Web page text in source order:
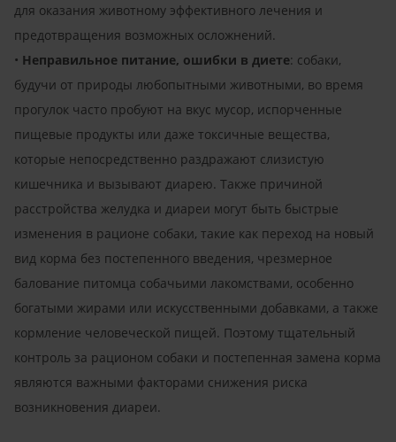
для оказания животному эффективного лечения и
предотвращения возможных осложнений.
• Неправильное питание, ошибки в диете: собаки,
будучи от природы любопытными животными, во время
прогулок часто пробуют на вкус мусор, испорченные
пищевые продукты или даже токсичные вещества,
которые непосредственно раздражают слизистую
кишечника и вызывают диарею. Также причиной
расстройства желудка и диареи могут быть быстрые
изменения в рационе собаки, такие как переход на новый
вид корма без постепенного введения, чрезмерное
балование питомца собачьими лакомствами, особенно
богатыми жирами или искусственными добавками, а также
кормление человеческой пищей. Поэтому тщательный
контроль за рационом собаки и постепенная замена корма
являются важными факторами снижения риска
возникновения диареи.